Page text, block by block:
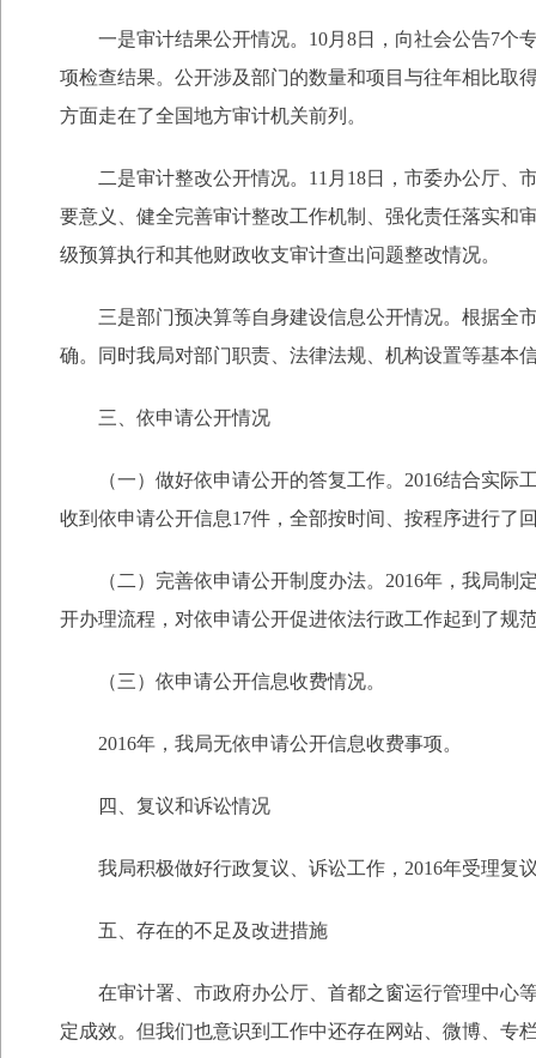
一是审计结果公开情况。10月8日，向社会公告7个
项检查结果。公开涉及部门的数量和项目与往年相比取
方面走在了全国地方审计机关前列。
二是审计整改公开情况。11月18日，市委办公厅、
要意义、健全完善审计整改工作机制、强化责任落实和
级预算执行和其他财政收支审计查出问题整改情况。
三是部门预决算等自身建设信息公开情况。根据全市
确。同时我局对部门职责、法律法规、机构设置等基本
三、依申请公开情况
（一）做好依申请公开的答复工作。2016结合实际
收到依申请公开信息17件，全部按时间、按程序进行了
（二）完善依申请公开制度办法。2016年，我局制
开办理流程，对依申请公开促进依法行政工作起到了规
（三）依申请公开信息收费情况。
2016年，我局无依申请公开信息收费事项。
四、复议和诉讼情况
我局积极做好行政复议、诉讼工作，2016年受理复
五、存在的不足及改进措施
在审计署、市政府办公厅、首都之窗运行管理中心等
定成效。但我们也意识到工作中还存在网站、微博、专